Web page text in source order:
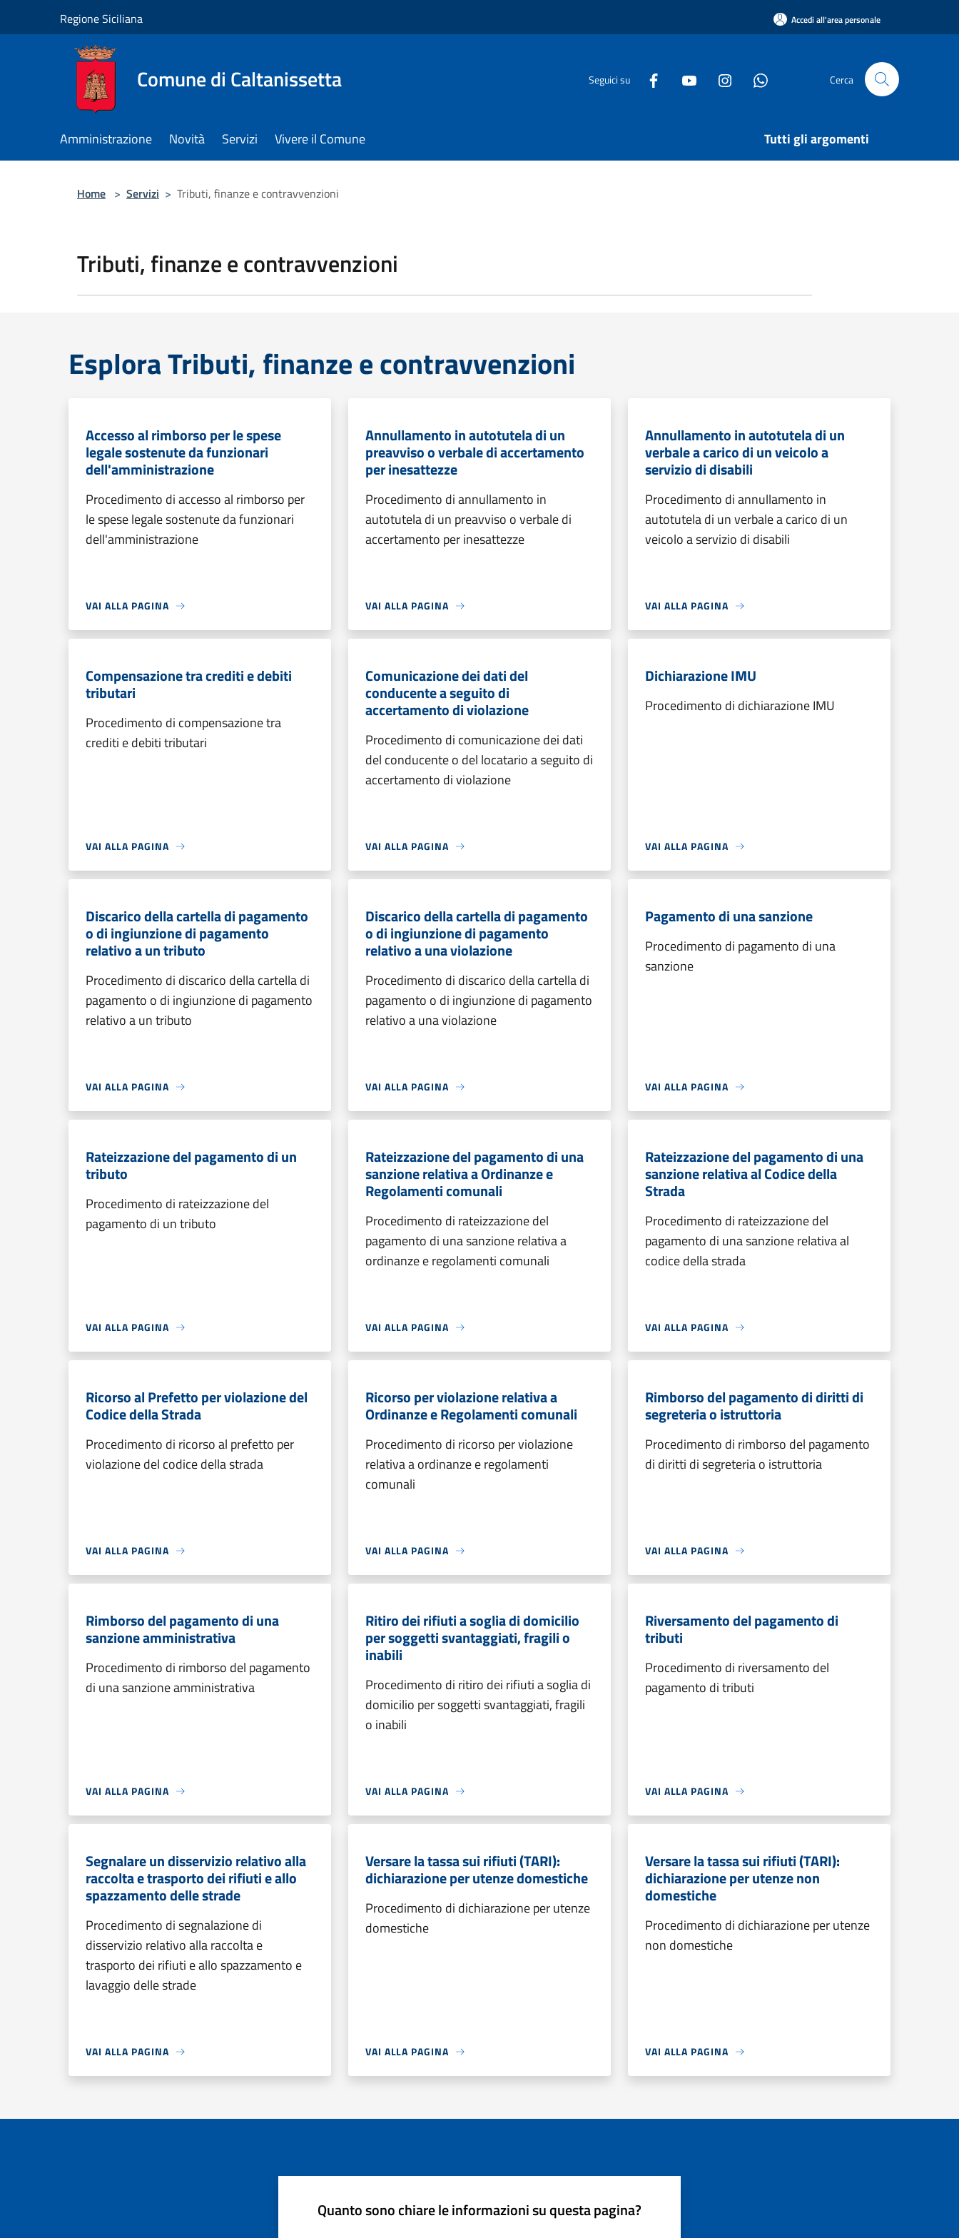
Regione Siciliana Accedi all'area personale
Comune di Caltanissetta Seguici su Cerca
Amministrazione Novità Servizi Vivere il Comune Tutti gli argomenti
Home > Servizi > Tributi, finanze e contravvenzioni
Tributi, finanze e contravvenzioni
Esplora Tributi, finanze e contravvenzioni
Accesso al rimborso per le spese
legale sostenute da funzionari
dell'amministrazione
Procedimento di accesso al rimborso per
le spese legale sostenute da funzionari
dell'amministrazione
VAI ALLA PAGINA
Annullamento in autotutela di un
preavviso o verbale di accertamento
per inesattezze
Procedimento di annullamento in
autotutela di un preavviso o verbale di
accertamento per inesattezze
VAI ALLA PAGINA
Annullamento in autotutela di un
verbale a carico di un veicolo a
servizio di disabili
Procedimento di annullamento in
autotutela di un verbale a carico di un
veicolo a servizio di disabili
VAI ALLA PAGINA
Compensazione tra crediti e debiti
tributari
Procedimento di compensazione tra
crediti e debiti tributari
VAI ALLA PAGINA
Comunicazione dei dati del
conducente a seguito di
accertamento di violazione
Procedimento di comunicazione dei dati
del conducente o del locatario a seguito di
accertamento di violazione
VAI ALLA PAGINA
Dichiarazione IMU
Procedimento di dichiarazione IMU
VAI ALLA PAGINA
Discarico della cartella di pagamento
o di ingiunzione di pagamento
relativo a un tributo
Procedimento di discarico della cartella di
pagamento o di ingiunzione di pagamento
relativo a un tributo
VAI ALLA PAGINA
Discarico della cartella di pagamento
o di ingiunzione di pagamento
relativo a una violazione
Procedimento di discarico della cartella di
pagamento o di ingiunzione di pagamento
relativo a una violazione
VAI ALLA PAGINA
Pagamento di una sanzione
Procedimento di pagamento di una
sanzione
VAI ALLA PAGINA
Rateizzazione del pagamento di un
tributo
Procedimento di rateizzazione del
pagamento di un tributo
VAI ALLA PAGINA
Rateizzazione del pagamento di una
sanzione relativa a Ordinanze e
Regolamenti comunali
Procedimento di rateizzazione del
pagamento di una sanzione relativa a
ordinanze e regolamenti comunali
VAI ALLA PAGINA
Rateizzazione del pagamento di una
sanzione relativa al Codice della
Strada
Procedimento di rateizzazione del
pagamento di una sanzione relativa al
codice della strada
VAI ALLA PAGINA
Ricorso al Prefetto per violazione del
Codice della Strada
Procedimento di ricorso al prefetto per
violazione del codice della strada
VAI ALLA PAGINA
Ricorso per violazione relativa a
Ordinanze e Regolamenti comunali
Procedimento di ricorso per violazione
relativa a ordinanze e regolamenti
comunali
VAI ALLA PAGINA
Rimborso del pagamento di diritti di
segreteria o istruttoria
Procedimento di rimborso del pagamento
di diritti di segreteria o istruttoria
VAI ALLA PAGINA
Rimborso del pagamento di una
sanzione amministrativa
Procedimento di rimborso del pagamento
di una sanzione amministrativa
VAI ALLA PAGINA
Ritiro dei rifiuti a soglia di domicilio
per soggetti svantaggiati, fragili o
inabili
Procedimento di ritiro dei rifiuti a soglia di
domicilio per soggetti svantaggiati, fragili
o inabili
VAI ALLA PAGINA
Riversamento del pagamento di
tributi
Procedimento di riversamento del
pagamento di tributi
VAI ALLA PAGINA
Segnalare un disservizio relativo alla
raccolta e trasporto dei rifiuti e allo
spazzamento delle strade
Procedimento di segnalazione di
disservizio relativo alla raccolta e
trasporto dei rifiuti e allo spazzamento e
lavaggio delle strade
VAI ALLA PAGINA
Versare la tassa sui rifiuti (TARI):
dichiarazione per utenze domestiche
Procedimento di dichiarazione per utenze
domestiche
VAI ALLA PAGINA
Versare la tassa sui rifiuti (TARI):
dichiarazione per utenze non
domestiche
Procedimento di dichiarazione per utenze
non domestiche
VAI ALLA PAGINA
Quanto sono chiare le informazioni su questa pagina?